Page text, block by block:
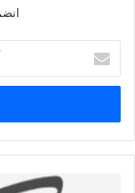
بريدك
الإلكتروني